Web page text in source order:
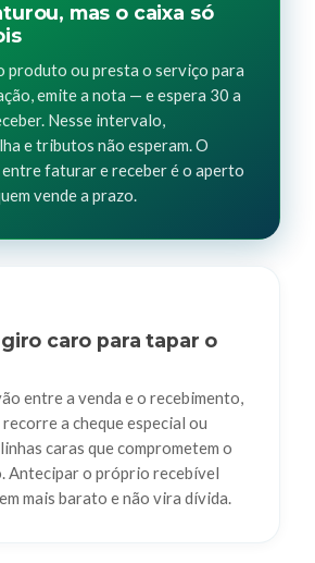
mas o caixa só
produto ou presta o serviço para
emite a nota — e espera 30 a
Nesse intervalo,
e tributos não esperam. O
faturar e receber é o aperto
vende a prazo.
caro para tapar o
entre a venda e o recebimento,
a cheque especial ou
caras que comprometem o
Antecipar o próprio recebível
mais barato e não vira dívida.